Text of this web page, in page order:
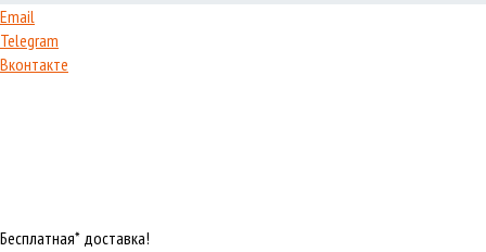
Email
Telegram
Вконтакте
Бесплатная* доставка!